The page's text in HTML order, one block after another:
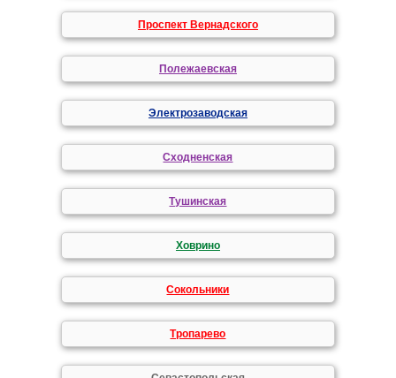
Проспект Вернадского
Полежаевская
Электрозаводская
Сходненская
Тушинская
Ховрино
Сокольники
Тропарево